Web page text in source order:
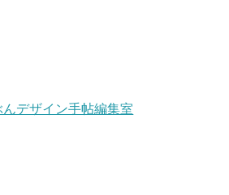
んデザイン手帖編集室